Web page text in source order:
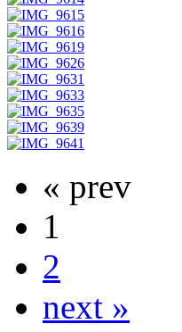
« prev
1
2
next »